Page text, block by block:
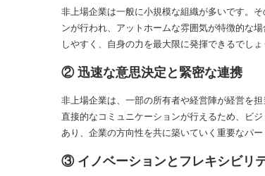
非上場企業は一般に小規模な組織が多いです。
ンが行われ、アットホームな雰囲気が特徴的な
しやすく、自身の力を最大限に発揮できるでしょ
② 迅速な意思決定と緊密な連携
非上場企業は、一部の所有者や経営陣が経営を
直接的なコミュニケーションが行えるため、ビ
あり、企業の方向性を共に築いていく重要なパ
③ イノベーションとフレキシビリ